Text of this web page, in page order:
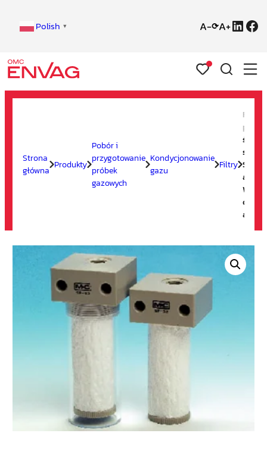
Przejdź
Polish ▼ ⟳
Strona
główna Produkty
Pobór i
przygotowanie
próbek
gazowych
Kondycjonowanie
gazu
Filtry
Filtr
seria